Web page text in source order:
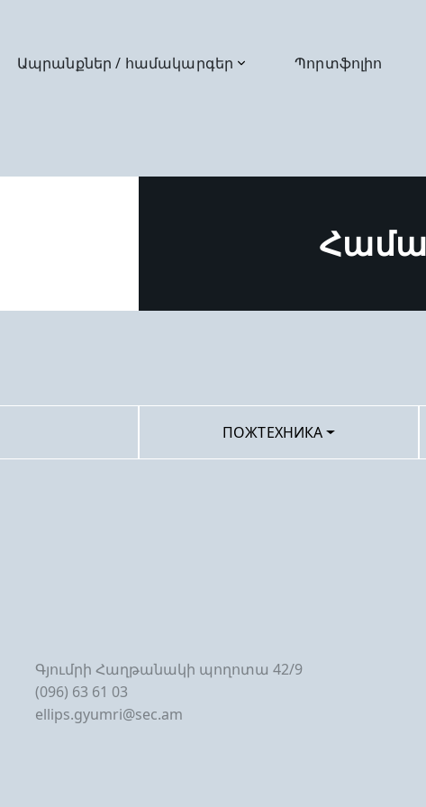
Ապրանքներ / համակարգեր Պորտֆոլիո
ПОЖТЕХНИКА
Գյումրի Հաղթանակի պողոտա 42/9
(096) 63 61 03
ellips.gyumri@sec.am